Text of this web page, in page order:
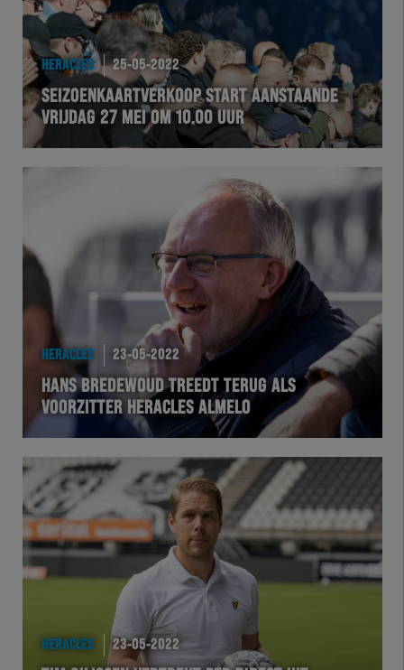
HERACLES 25-05-2022
SEIZOENKAARTVERKOOP START AANSTAANDE
VRIJDAG 27 MEI OM 10.00 UUR
HERACLES 23-05-2022
HANS BREDEWOUD TREEDT TERUG ALS
VOORZITTER HERACLES ALMELO
HERACLES 23-05-2022